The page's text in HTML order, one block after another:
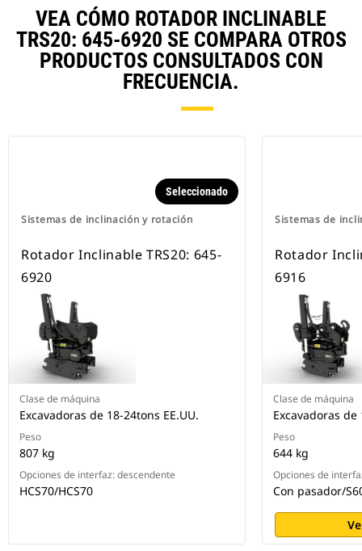
VEA CÓMO ROTADOR INCLINABLE
TRS20: 645-6920 SE COMPARA OTROS
PRODUCTOS CONSULTADOS CON
FRECUENCIA.
Sistemas de inclinación y rotación
Seleccionado
Rotador Inclinable TRS20: 645-
6920
Clase de máquina
Excavadoras de 18-24tons EE.UU.
Peso
807 kg
Opciones de interfaz: descendente
HCS70/HCS70
Sistemas de
Rotador
6916
Clase de máquina
Excavadoras de
Peso
644 kg
Opciones de
Con pasador/